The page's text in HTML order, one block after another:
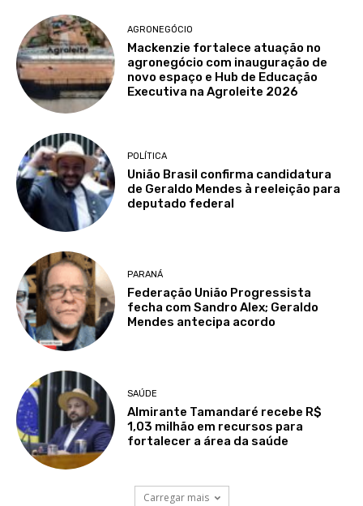
AGRONEGÓCIO
Mackenzie fortalece atuação no
agronegócio com inauguração de
novo espaço e Hub de Educação
Executiva na Agroleite 2026
POLÍTICA
União Brasil confirma candidatura
de Geraldo Mendes à reeleição para
deputado federal
PARANÁ
Federação União Progressista
fecha com Sandro Alex; Geraldo
Mendes antecipa acordo
SAÚDE
Almirante Tamandaré recebe R$
1,03 milhão em recursos para
fortalecer a área da saúde
Carregar mais